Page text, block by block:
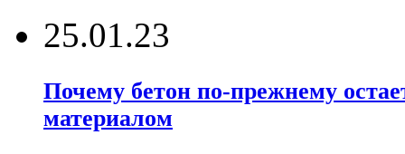
25.01.23
Почему бетон по-прежнему
материалом